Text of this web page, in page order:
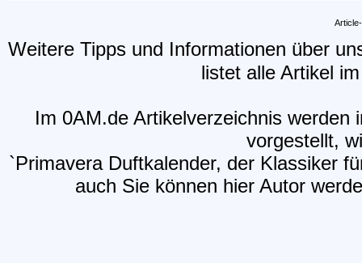
Weitere Tipps und Informationen über
listet alle Artikel
Im 0AM.de Artikelverzeichnis
vorgestellt,
`Primavera Duftkalender, der Klassiker
auch Sie können hier Autor